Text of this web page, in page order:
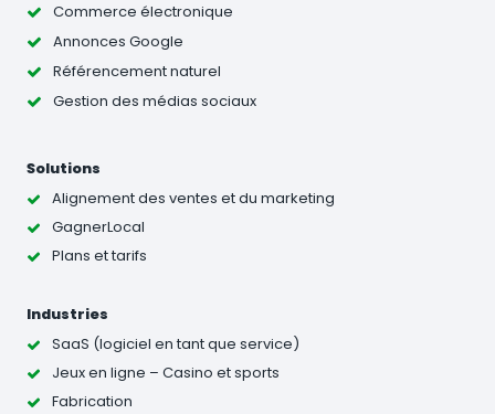
Commerce électronique
Annonces Google
Référencement naturel
Gestion des médias sociaux
Solutions
Alignement des ventes et du marketing
GagnerLocal
Plans et tarifs
Industries
SaaS (logiciel en tant que service)
Jeux en ligne – Casino et sports
Fabrication